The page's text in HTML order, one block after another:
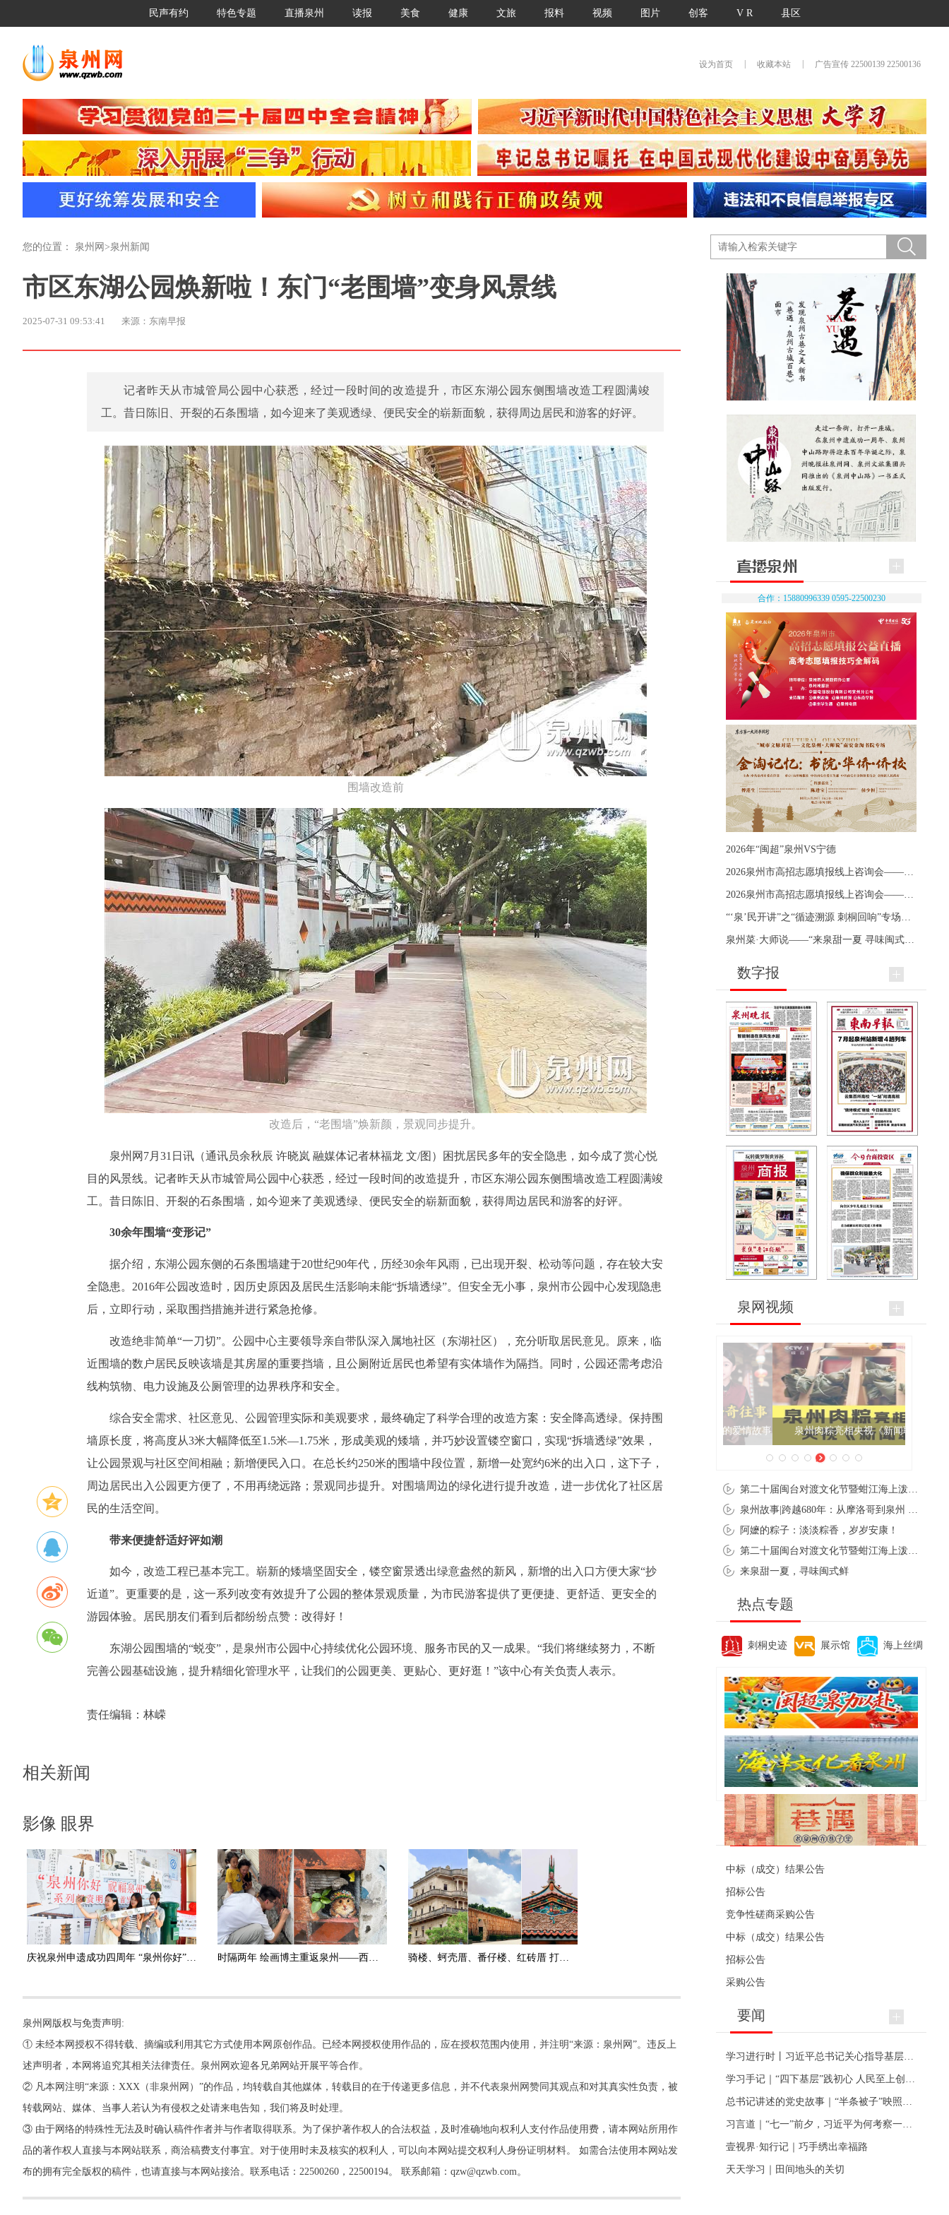
民声有约 特色专题 直播泉州 读报 美食 健康 文旅 报料 视频 图片 创客 V R 县区
设为首页 收藏本站 广告宣传 22500139 22500136
您的位置： 泉州网 >泉州新闻
市区东湖公园焕新啦！东门“老围墙”变身风景线
2025-07-31 09:53:41 来源：东南早报
记者昨天从市城管局公园中心获悉，经过一段时间的改造提升，市区东湖公园东侧围墙改造工程圆满竣
工。昔日陈旧、开裂的石条围墙，如今迎来了美观透绿、便民安全的崭新面貌，获得周边居民和游客的好评。
围墙改造前
改造后，“老围墙”焕新颜，景观同步提升。
泉州网7月31日讯 （通讯员余秋辰 许晓岚 融媒体记者林福龙 文/图）困扰居民多年的安全隐患，如今成了赏心悦
目的风景线。记者昨天从市城管局公园中心获悉，经过一段时间的改造提升，市区东湖公园东侧围墙改造工程圆满竣
工。昔日陈旧、开裂的石条围墙，如今迎来了美观透绿、便民安全的崭新面貌，获得周边居民和游客的好评。
30余年围墙“变形记”
据介绍，东湖公园东侧的石条围墙建于20世纪90年代，历经30余年风雨，已出现开裂、松动等问题，存在较大安
全隐患。2016年公园改造时，因历史原因及居民生活影响未能“拆墙透绿”。但安全无小事，泉州市公园中心发现隐患
后，立即行动，采取围挡措施并进行紧急抢修。
改造绝非简单“一刀切”。公园中心主要领导亲自带队深入属地社区（东湖社区），充分听取居民意见。原来，临
近围墙的数户居民反映该墙是其房屋的重要挡墙，且公厕附近居民也希望有实体墙作为隔挡。同时，公园还需考虑沿
线构筑物、电力设施及公厕管理的边界秩序和安全。
综合安全需求、社区意见、公园管理实际和美观要求，最终确定了科学合理的改造方案：安全降高透绿。保持围
墙原长度，将高度从3米大幅降低至1.5米—1.75米，形成美观的矮墙，并巧妙设置镂空窗口，实现“拆墙透绿”效果，
让公园景观与社区空间相融；新增便民入口。在总长约250米的围墙中段位置，新增一处宽约6米的出入口，这下子，
周边居民出入公园更方便了，不用再绕远路；景观同步提升。对围墙周边的绿化进行提升改造，进一步优化了社区居
民的生活空间。
带来便捷舒适好评如潮
如今，改造工程已基本完工。崭新的矮墙坚固安全，镂空窗景透出绿意盎然的新风，新增的出入口方便大家“抄
近道”。更重要的是，这一系列改变有效提升了公园的整体景观质量，为市民游客提供了更便捷、更舒适、更安全的
游园体验。居民朋友们看到后都纷纷点赞：改得好！
东湖公园围墙的“蜕变”，是泉州市公园中心持续优化公园环境、服务市民的又一成果。“我们将继续努力，不断
完善公园基础设施，提升精细化管理水平，让我们的公园更美、更贴心、更好逛！”该中心有关负责人表示。
责任编辑： 林嵘
相关新闻
影像 眼界
庆祝泉州申遗成功四周年 “泉州你好”系列明信片首发 时隔两年 绘画博主重返泉州——西街“簪花鼠”墙绘焕新颜 骑楼、蚵壳厝、番仔楼、红砖厝 打卡泉州建筑 寻找隐藏“彩蛋”
泉州网版权与免责声明:
① 未经本网授权不得转载、摘编或利用其它方式使用本网原创作品。已经本网授权使用作品的，应在授权范围内使用，并注明“来源：泉州网”。违反上
述声明者，本网将追究其相关法律责任。泉州网欢迎各兄弟网站开展平等合作。
② 凡本网注明“来源：XXX（非泉州网）”的作品，均转载自其他媒体，转载目的在于传递更多信息，并不代表泉州网赞同其观点和对其真实性负责，被
转载网站、媒体、当事人若认为有侵权之处请来电告知，我们将及时处理。
③ 由于网络的特殊性无法及时确认稿件作者并与作者取得联系。为了保护著作权人的合法权益，及时准确地向权利人支付作品使用费，请本网站所用作
品的著作权人直接与本网站联系，商洽稿费支付事宜。对于使用时未及核实的权利人，可以向本网站提交权利人身份证明材料。 如需合法使用本网站发
布的拥有完全版权的稿件，也请直接与本网站接洽。联系电话：22500260，22500194。 联系邮箱：qzw@qzwb.com。
合作：15880996339 0595-22500230
2026年“闽超”泉州VS宁德
数字报
泉网视频
泉州肉粽亮相央视《新闻联播》
阿嬷的粽子：淡淡粽香，岁岁安康！
来泉甜一夏，寻味闽式鲜
热点专题
刺桐史迹 展示馆 海上丝绸
便民资讯
中标（成交）结果公告
招标公告
竞争性磋商采购公告
中标（成交）结果公告
招标公告
采购公告
要闻
壹视界·知行记｜巧手绣出幸福路
天天学习｜田间地头的关切